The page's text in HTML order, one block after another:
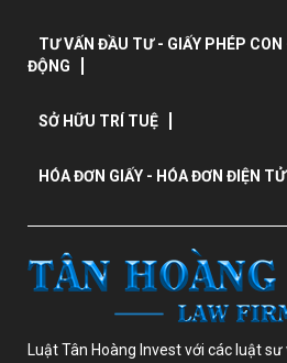
TƯ VẤN ĐẦU TƯ - GIẤY PHÉP
ĐỘNG
SỞ HỮU TRÍ TUỆ
HÓA ĐƠN GIẤY - HÓA ĐƠN ĐIỆN
Luật Tân Hoàng Invest với các luật